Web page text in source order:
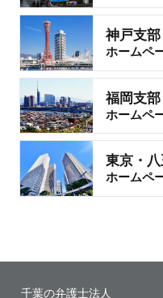
神戸支部
ホームペ
福岡支部
ホームペ
東京・
ホームペ
千葉の弁護士法人